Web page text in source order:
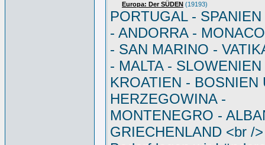
Europa: Der SÜDEN (19193)
PORTUGAL -
- ANDORRA -
- SAN MARINO -
- MALTA - SLOWENIEN
KROATIEN - BOSNIEN
HERZEGOWINA -
MONTENEGRO -
GRIECHENLAND <br /